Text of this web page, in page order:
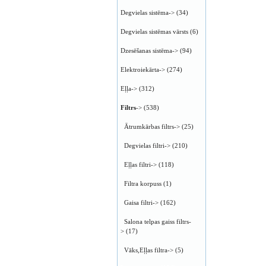
Degvielas sistēma-> (34)
Degvielas sistēmas vārsts (6)
Dzesēšanas sistēma-> (94)
Elektroiekārta-> (274)
Eļļa-> (312)
Filtrs-> (538)
Ātrumkārbas filtrs-> (25)
Degvielas filtri-> (210)
Eļļas filtri-> (118)
Filtra korpuss (1)
Gaisa filtri-> (162)
Salona telpas gaiss filtrs-
> (17)
Vāks,Eļļas filtra-> (5)